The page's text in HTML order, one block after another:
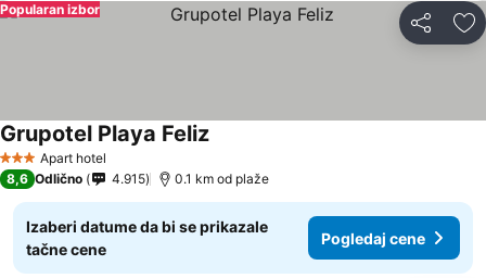
Deli
Popularan izbor
3 ZvezdiceApart hotel
Grupotel Playa Feliz
8,6 Odlično 4.915 0.1 km od plaže
Izaberi datume da bi se prikazale
tačne cene
Pogledaj cene